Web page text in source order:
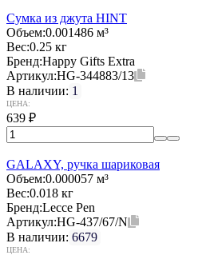
Cумка из джута HINT
Объем:0.001486 м³
Вес:0.25 кг
Бренд:Happy Gifts Extra
Артикул:HG-344883/13
В наличии: 1
ЦЕНА:
639 ₽
GALAXY, ручка шариковая
Объем:0.000057 м³
Вес:0.018 кг
Бренд:Lecce Pen
Артикул:HG-437/67/N
В наличии: 6679
ЦЕНА: